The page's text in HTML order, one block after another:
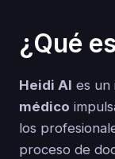
¿Qué
Heidi AI es un
médico
los
proceso de